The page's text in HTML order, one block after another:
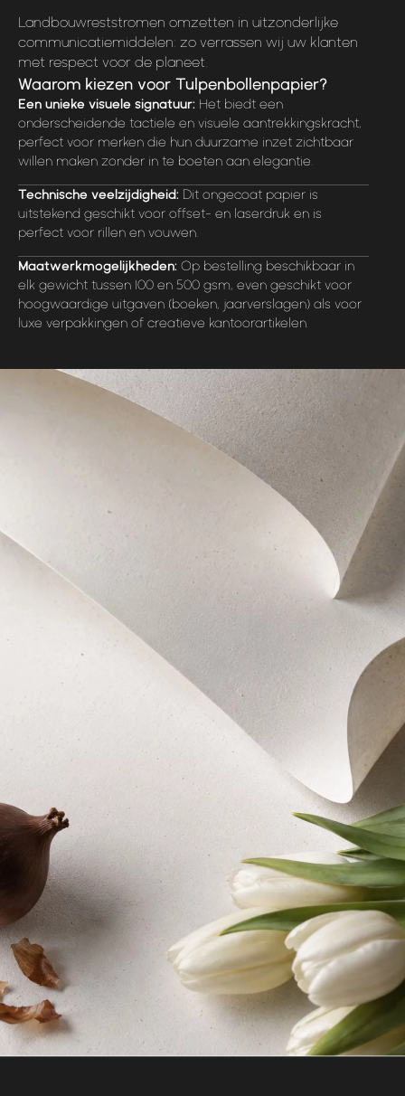
Landbouwreststromen omzetten in uitzonderlijke
communicatiemiddelen: zo verrassen wij uw klanten
met respect voor de planeet.
Waarom kiezen voor Tulpenbollenpapier?
Een unieke visuele signatuur: Het biedt een
onderscheidende tactiele en visuele aantrekkingskracht,
perfect voor merken die hun duurzame inzet zichtbaar
willen maken zonder in te boeten aan elegantie.
Technische veelzijdigheid: Dit ongecoat papier is
uitstekend geschikt voor offset- en laserdruk en is
perfect voor rillen en vouwen.
Maatwerkmogelijkheden: Op bestelling beschikbaar in
elk gewicht tussen 100 en 500 gsm, even geschikt voor
hoogwaardige uitgaven (boeken, jaarverslagen) als voor
luxe verpakkingen of creatieve kantoorartikelen.